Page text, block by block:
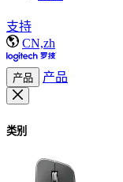
支持
CN,zh
产品 产品
类别